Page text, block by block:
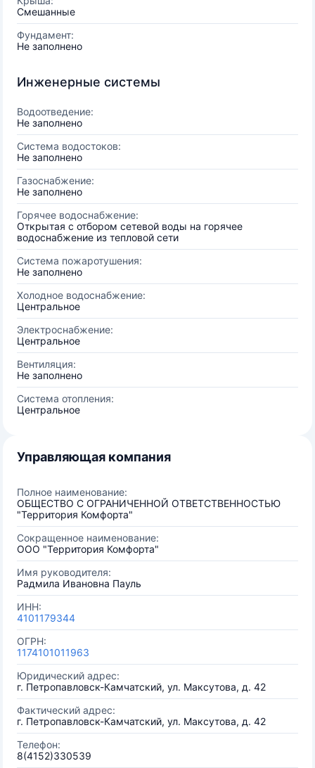
Смешанные
Фундамент:
Не заполнено
Инженерные системы
Водоотведение:
Не заполнено
Система водостоков:
Не заполнено
Газоснабжение:
Не заполнено
Горячее водоснабжение:
Открытая с отбором сетевой воды на горячее
водоснабжение из тепловой сети
Система пожаротушения:
Не заполнено
Холодное водоснабжение:
Центральное
Электроснабжение:
Центральное
Вентиляция:
Не заполнено
Система отопления:
Центральное
Управляющая компания
Полное наименование:
ОБЩЕСТВО С ОГРАНИЧЕННОЙ ОТВЕТСТВЕННОСТЬЮ
"Территория Комфорта"
Сокращенное наименование:
ООО "Территория Комфорта"
Имя руководителя:
Радмила Ивановна Пауль
ИНН:
4101179344
ОГРН:
1174101011963
Юридический адрес:
г. Петропавловск-Камчатский, ул. Максутова, д. 42
Фактический адрес:
г. Петропавловск-Камчатский, ул. Максутова, д. 42
Телефон:
8(4152)330539